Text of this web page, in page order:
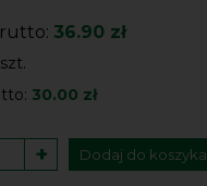
36.90 zł
30.00 zł
+ Dodaj do koszyka